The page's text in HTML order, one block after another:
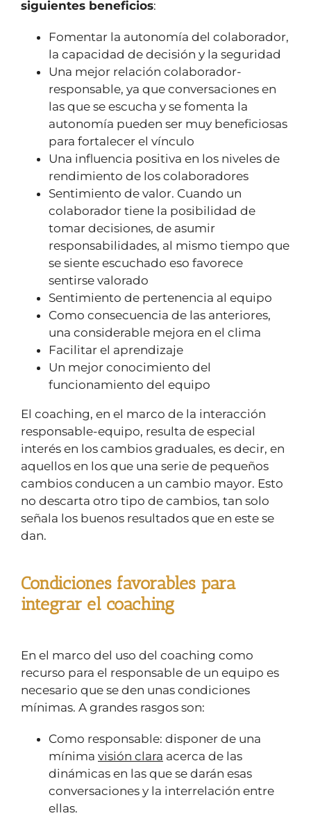
siguientes beneficios:
Fomentar la autonomía del colaborador,
la capacidad de decisión y la seguridad
Una mejor relación colaborador-
responsable, ya que conversaciones en
las que se escucha y se fomenta la
autonomía pueden ser muy beneficiosas
para fortalecer el vínculo
Una influencia positiva en los niveles de
rendimiento de los colaboradores
Sentimiento de valor. Cuando un
colaborador tiene la posibilidad de
tomar decisiones, de asumir
responsabilidades, al mismo tiempo que
se siente escuchado eso favorece
sentirse valorado
Sentimiento de pertenencia al equipo
Como consecuencia de las anteriores,
una considerable mejora en el clima
Facilitar el aprendizaje
Un mejor conocimiento del
funcionamiento del equipo
El coaching, en el marco de la interacción
responsable-equipo, resulta de especial
interés en los cambios graduales, es decir, en
aquellos en los que una serie de pequeños
cambios conducen a un cambio mayor. Esto
no descarta otro tipo de cambios, tan solo
señala los buenos resultados que en este se
dan.
Condiciones favorables para
integrar el coaching
En el marco del uso del coaching como
recurso para el responsable de un equipo es
necesario que se den unas condiciones
mínimas. A grandes rasgos son:
Como responsable: disponer de una
mínima visión clara acerca de las
dinámicas en las que se darán esas
conversaciones y la interrelación entre
ellas.